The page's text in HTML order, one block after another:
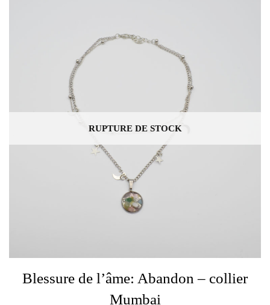
RUPTURE DE STOCK
Blessure de l’âme: Abandon – collier
Mumbai